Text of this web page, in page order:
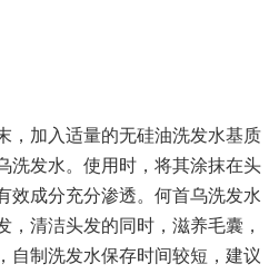
，加入适量的无硅油洗发水基质
洗发水。使用时，将其涂抹在头
效成分充分渗透。何首乌洗发水
，清洁头发的同时，滋养毛囊，
自制洗发水保存时间较短，建议